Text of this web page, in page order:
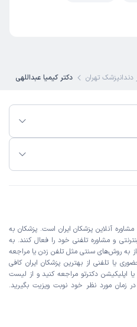
دندانپزشک تهران دکتر کیمیا عبداللهی
آنلاین پزشکان ایران است. پزشکان به
و مشاوره تلفنی خود را فعال کنند. به
به روش‌های سنتی مثل تلفن زدن یا مراجعه
یا تلفنی از بهترین پزشکان ایران کافی
یا اپلیکیشن دکترتو مراجعه کنید و از لیست
در زمان مورد نظر خود نوبت ویزیت بگیرید.